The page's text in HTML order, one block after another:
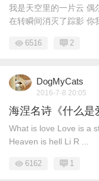
我是天空里的一片云 偶
在转瞬间消灭了踪影 你
6516 2
DogMyCats
2016-7-8 20:05
海涅名诗《什么是
What is love Love is a
Heaven is hell Li R ...
6162 1